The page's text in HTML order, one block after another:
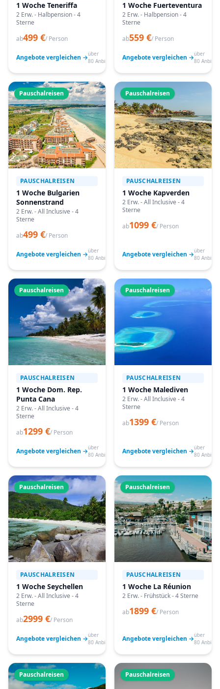
1 Woche Teneriffa
2 Erw. - Halbpension - 4
Sterne
ab499 €/ Person
Angebote vergleichen →über
80 Anbieter
1 Woche Fuerteventura
2 Erw. - Halbpension - 4
Sterne
ab559 €/ Person
Angebote vergleichen →über
80
Pauschalreisen
PAUSCHALREISEN
1 Woche Bulgarien
Sonnenstrand
2 Erw. - All Inclusive - 4
Sterne
ab499 €/ Person
Angebote vergleichen →über
80 Anbieter
Pauschalreisen
PAUSCHALREISEN
1 Woche Kapverden
2 Erw. - All Inclusive - 4
Sterne
ab1099 €/ Person
Angebote vergleichen →über
80
Pauschalreisen
PAUSCHALREISEN
1 Woche Dom. Rep.
Punta Cana
2 Erw. - All Inclusive - 4
Sterne
ab1299 €/ Person
Angebote vergleichen →über
80 Anbieter
Pauschalreisen
PAUSCHALREISEN
1 Woche Malediven
2 Erw. - All Inclusive - 4
Sterne
ab1399 €/ Person
Angebote vergleichen →über
80
Pauschalreisen
PAUSCHALREISEN
1 Woche Seychellen
2 Erw. - All Inclusive - 4
Sterne
ab2999 €/ Person
Angebote vergleichen →über
80 Anbieter
Pauschalreisen
PAUSCHALREISEN
1 Woche La Réunion
2 Erw. - Frühstück - 4 Sterne
ab1899 €/ Person
Angebote vergleichen →über
80
Pauschalreisen Pauschalreisen